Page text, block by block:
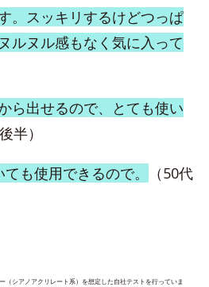
。スッキリするけどつっぱ
ルヌル感もなく気に入って
ら出せるので、とても使い
半）
も使用できるので。
（50代
（シアノアクリレート系）を想定した自社テストを行っていま